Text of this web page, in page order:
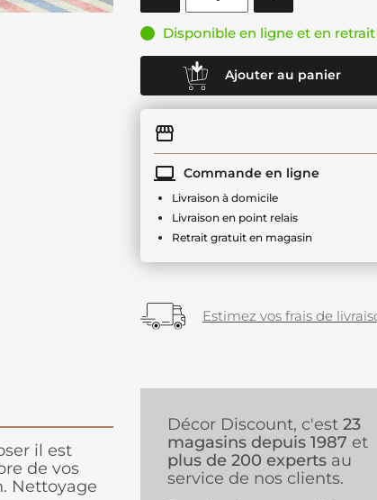
Disponible en ligne et en
Ajouter au panier
Commande en ligne
Livraison à domicile
Livraison en point relais
Retrait gratuit en magasin
Estimez vos frais de
il est
de vos
Nettoyage
Décor Discount, c'est 23
magasins depuis 1987 et
plus de 200 experts au
service de nos clients.